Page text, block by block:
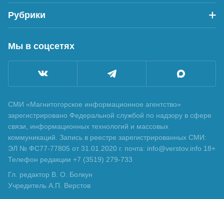
Рубрики
Мы в соцсетях
СМИ «Магнитогорское информационное агентство»
зарегистрировано Федеральной службой по надзору в сфере
связи, информационных технологий и массовых
коммуникаций. Запись в реестре зарегистрированных СМИ:
ЭЛ № ФС77-77805 от 31.01.2020 г. почта: info@verstov.info 18+
Телефон редакции +7 (3519) 279-733
Гл. редактор В. О. Болкун
Учредитель А.П. Верстов